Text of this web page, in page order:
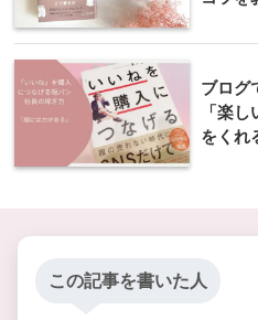
ブログ
「楽
をくれ
この記事を書いた人